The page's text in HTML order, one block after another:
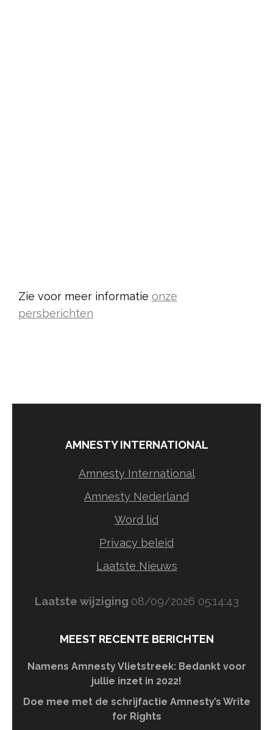
Zie voor meer informatie onze
persberichten
AMNESTY INTERNATIONAL
Amnesty International
Amnesty Nederland
Word lid
Privacy beleid
Laatste Nieuws
Laatste wijziging 08/09/2026 05:14:43
MEEST RECENTE BERICHTEN
Namens Amnesty Vlietstreek: Bedankt voor
jullie inzet in 2022!
Doe mee met de schrijfactie Amnesty’s Write
for Rights